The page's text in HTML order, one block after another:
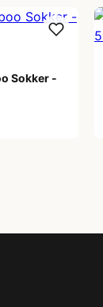
Sokker -